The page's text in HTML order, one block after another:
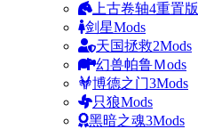
上古卷轴4重置版
剑星Mods
天国拯救2Mods
幻兽帕鲁Ｍods
博德之门3Mods
只狼Mods
黑暗之魂3Mods